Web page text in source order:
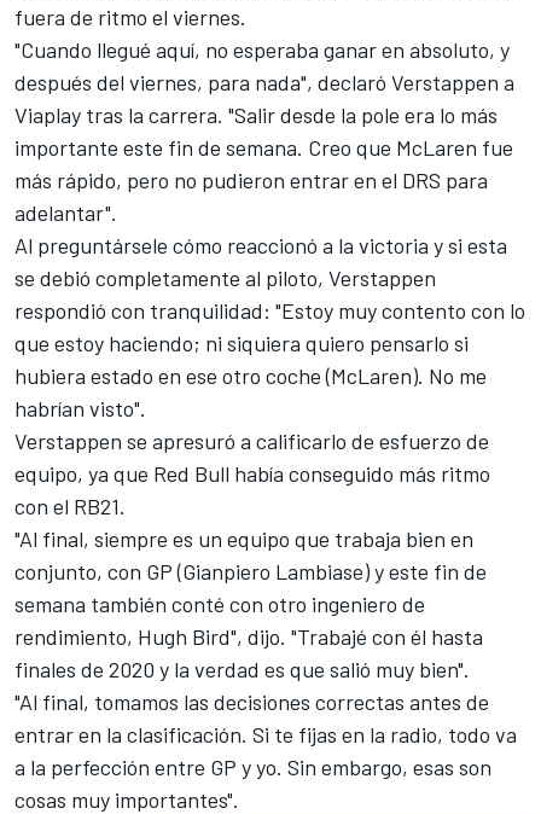
fuera de ritmo el viernes.
"Cuando llegué aquí, no esperaba ganar en absoluto, y
después del viernes, para nada", declaró Verstappen a
Viaplay tras la carrera. "Salir desde la pole era lo más
importante este fin de semana. Creo que McLaren fue
más rápido, pero no pudieron entrar en el DRS para
adelantar".
Al preguntársele cómo reaccionó a la victoria y si esta
se debió completamente al piloto, Verstappen
respondió con tranquilidad: "Estoy muy contento con lo
que estoy haciendo; ni siquiera quiero pensarlo si
hubiera estado en ese otro coche (McLaren). No me
habrían visto".
Verstappen se apresuró a calificarlo de esfuerzo de
equipo, ya que Red Bull había conseguido más ritmo
con el RB21.
"Al final, siempre es un equipo que trabaja bien en
conjunto, con GP (Gianpiero Lambiase) y este fin de
semana también conté con otro ingeniero de
rendimiento, Hugh Bird", dijo. "Trabajé con él hasta
finales de 2020 y la verdad es que salió muy bien".
"Al final, tomamos las decisiones correctas antes de
entrar en la clasificación. Si te fijas en la radio, todo va
a la perfección entre GP y yo. Sin embargo, esas son
cosas muy importantes".